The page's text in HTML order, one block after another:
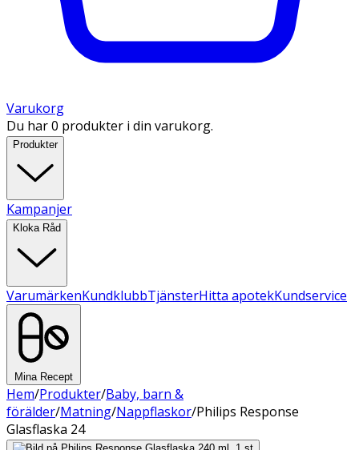
Varukorg
Du har 0 produkter i din varukorg.
Produkter
Kampanjer
Kloka Råd
VarumärkenKundklubbTjänsterHitta apotekKundservice
Mina Recept
Hem/Produkter/Baby, barn &
förälder/Matning/Nappflaskor/Philips Response
Glasflaska 24